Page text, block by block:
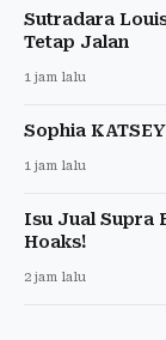
Sutradara
Tetap Jalan
1 jam lalu
Sophia
1 jam lalu
Isu Jual Supra
Hoaks!
2 jam lalu